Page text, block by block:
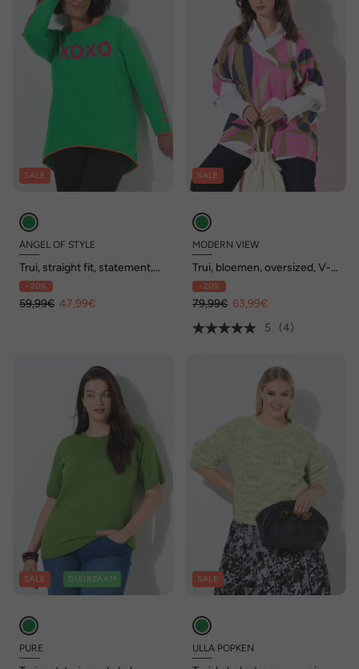
SALE
ANGEL OF STYLE
Trui, straight fit, statement,
open afgewerkt
- 20%
59,99€ 47,99€
SALE
MODERN VIEW
Trui, bloemen, oversized, V-
hals, 3/4-mouwen
- 20%
79,99€ 63,99€
5
(4)
SALE DUURZAAM
PURE
SALE
ULLA POPKEN